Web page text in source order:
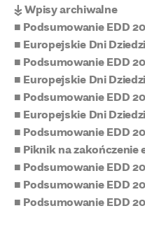
↡ Wpisy archiwalne
■ Podsumowanie EDD
■ Europejskie Dni
■ Podsumowanie EDD
■ Europejskie Dni
■ Podsumowanie EDD
■ Europejskie Dni
■ Podsumowanie EDD
■ Piknik na
■ Podsumowanie EDD
■ Podsumowanie EDD
■ Podsumowanie EDD